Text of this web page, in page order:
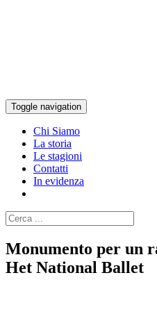
Toggle navigation
Chi Siamo
La storia
Le stagioni
Contatti
In evidenza
Monumento per un
Het National Ballet